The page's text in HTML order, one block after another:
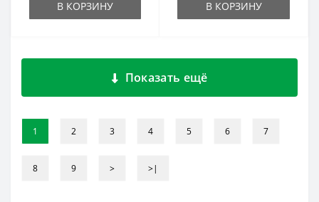
В КОРЗИНУ В КОРЗИНУ
Показать ещё
1 2 3 4 5 6 7
8 9 > >|